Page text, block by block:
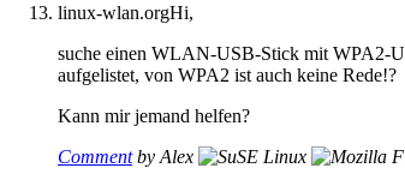
linux-wlan.orgHi,
suche einen WLAN-USB-Stick mit WPA2-
aufgelistet, von WPA2 ist auch keine Rede!?
Kann mir jemand helfen?
Commentby Alex